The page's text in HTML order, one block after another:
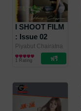
I SHOOT FILM
: Issue 02
(December
2020)
Piyabut Chairatna
/ I SHOOT FILM
MAGAZINE
ศิลปะและภาพถ่าย
1 Rating